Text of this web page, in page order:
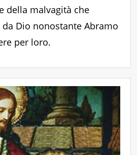
della malvagità che
Dio nonostante Abramo
per loro.